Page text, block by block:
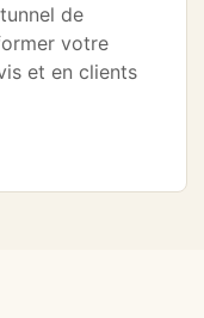
de
votre
et en clients